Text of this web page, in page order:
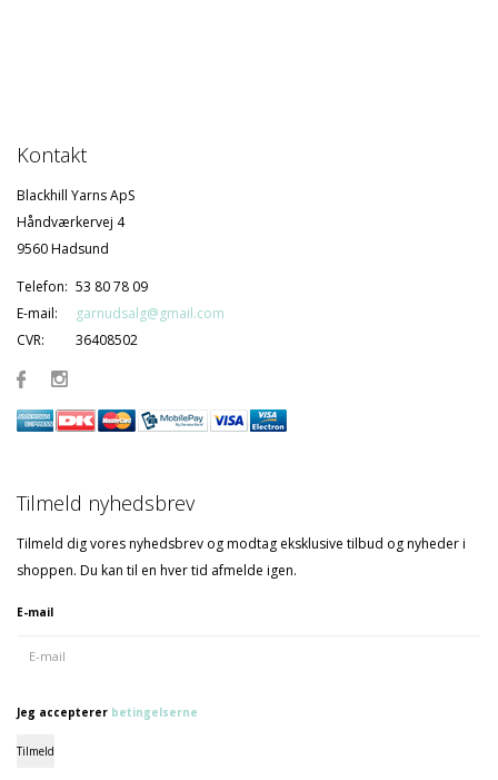
Kontakt
Blackhill Yarns ApS
Håndværkervej 4
9560 Hadsund
Telefon: 53 80 78 09
E-mail:
garnudsalg@gmail.com
CVR:
36408502
Tilmeld nyhedsbrev
Tilmeld dig vores nyhedsbrev og modtag eksklusive tilbud og nyheder i
shoppen. Du kan til en hver tid afmelde igen.
E-mail
Jeg accepterer betingelserne
Tilmeld